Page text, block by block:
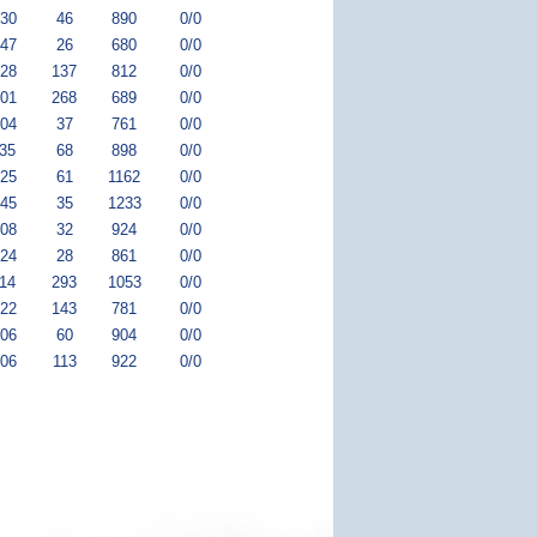
46 890
0/0
26 680
0/0
137 812
0/0
268 689
0/0
37 761
0/0
68 898
0/0
61 1162
0/0
35 1233
0/0
32 924
0/0
28 861
0/0
293 1053
0/0
143 781
0/0
60 904
0/0
113 922 0/0